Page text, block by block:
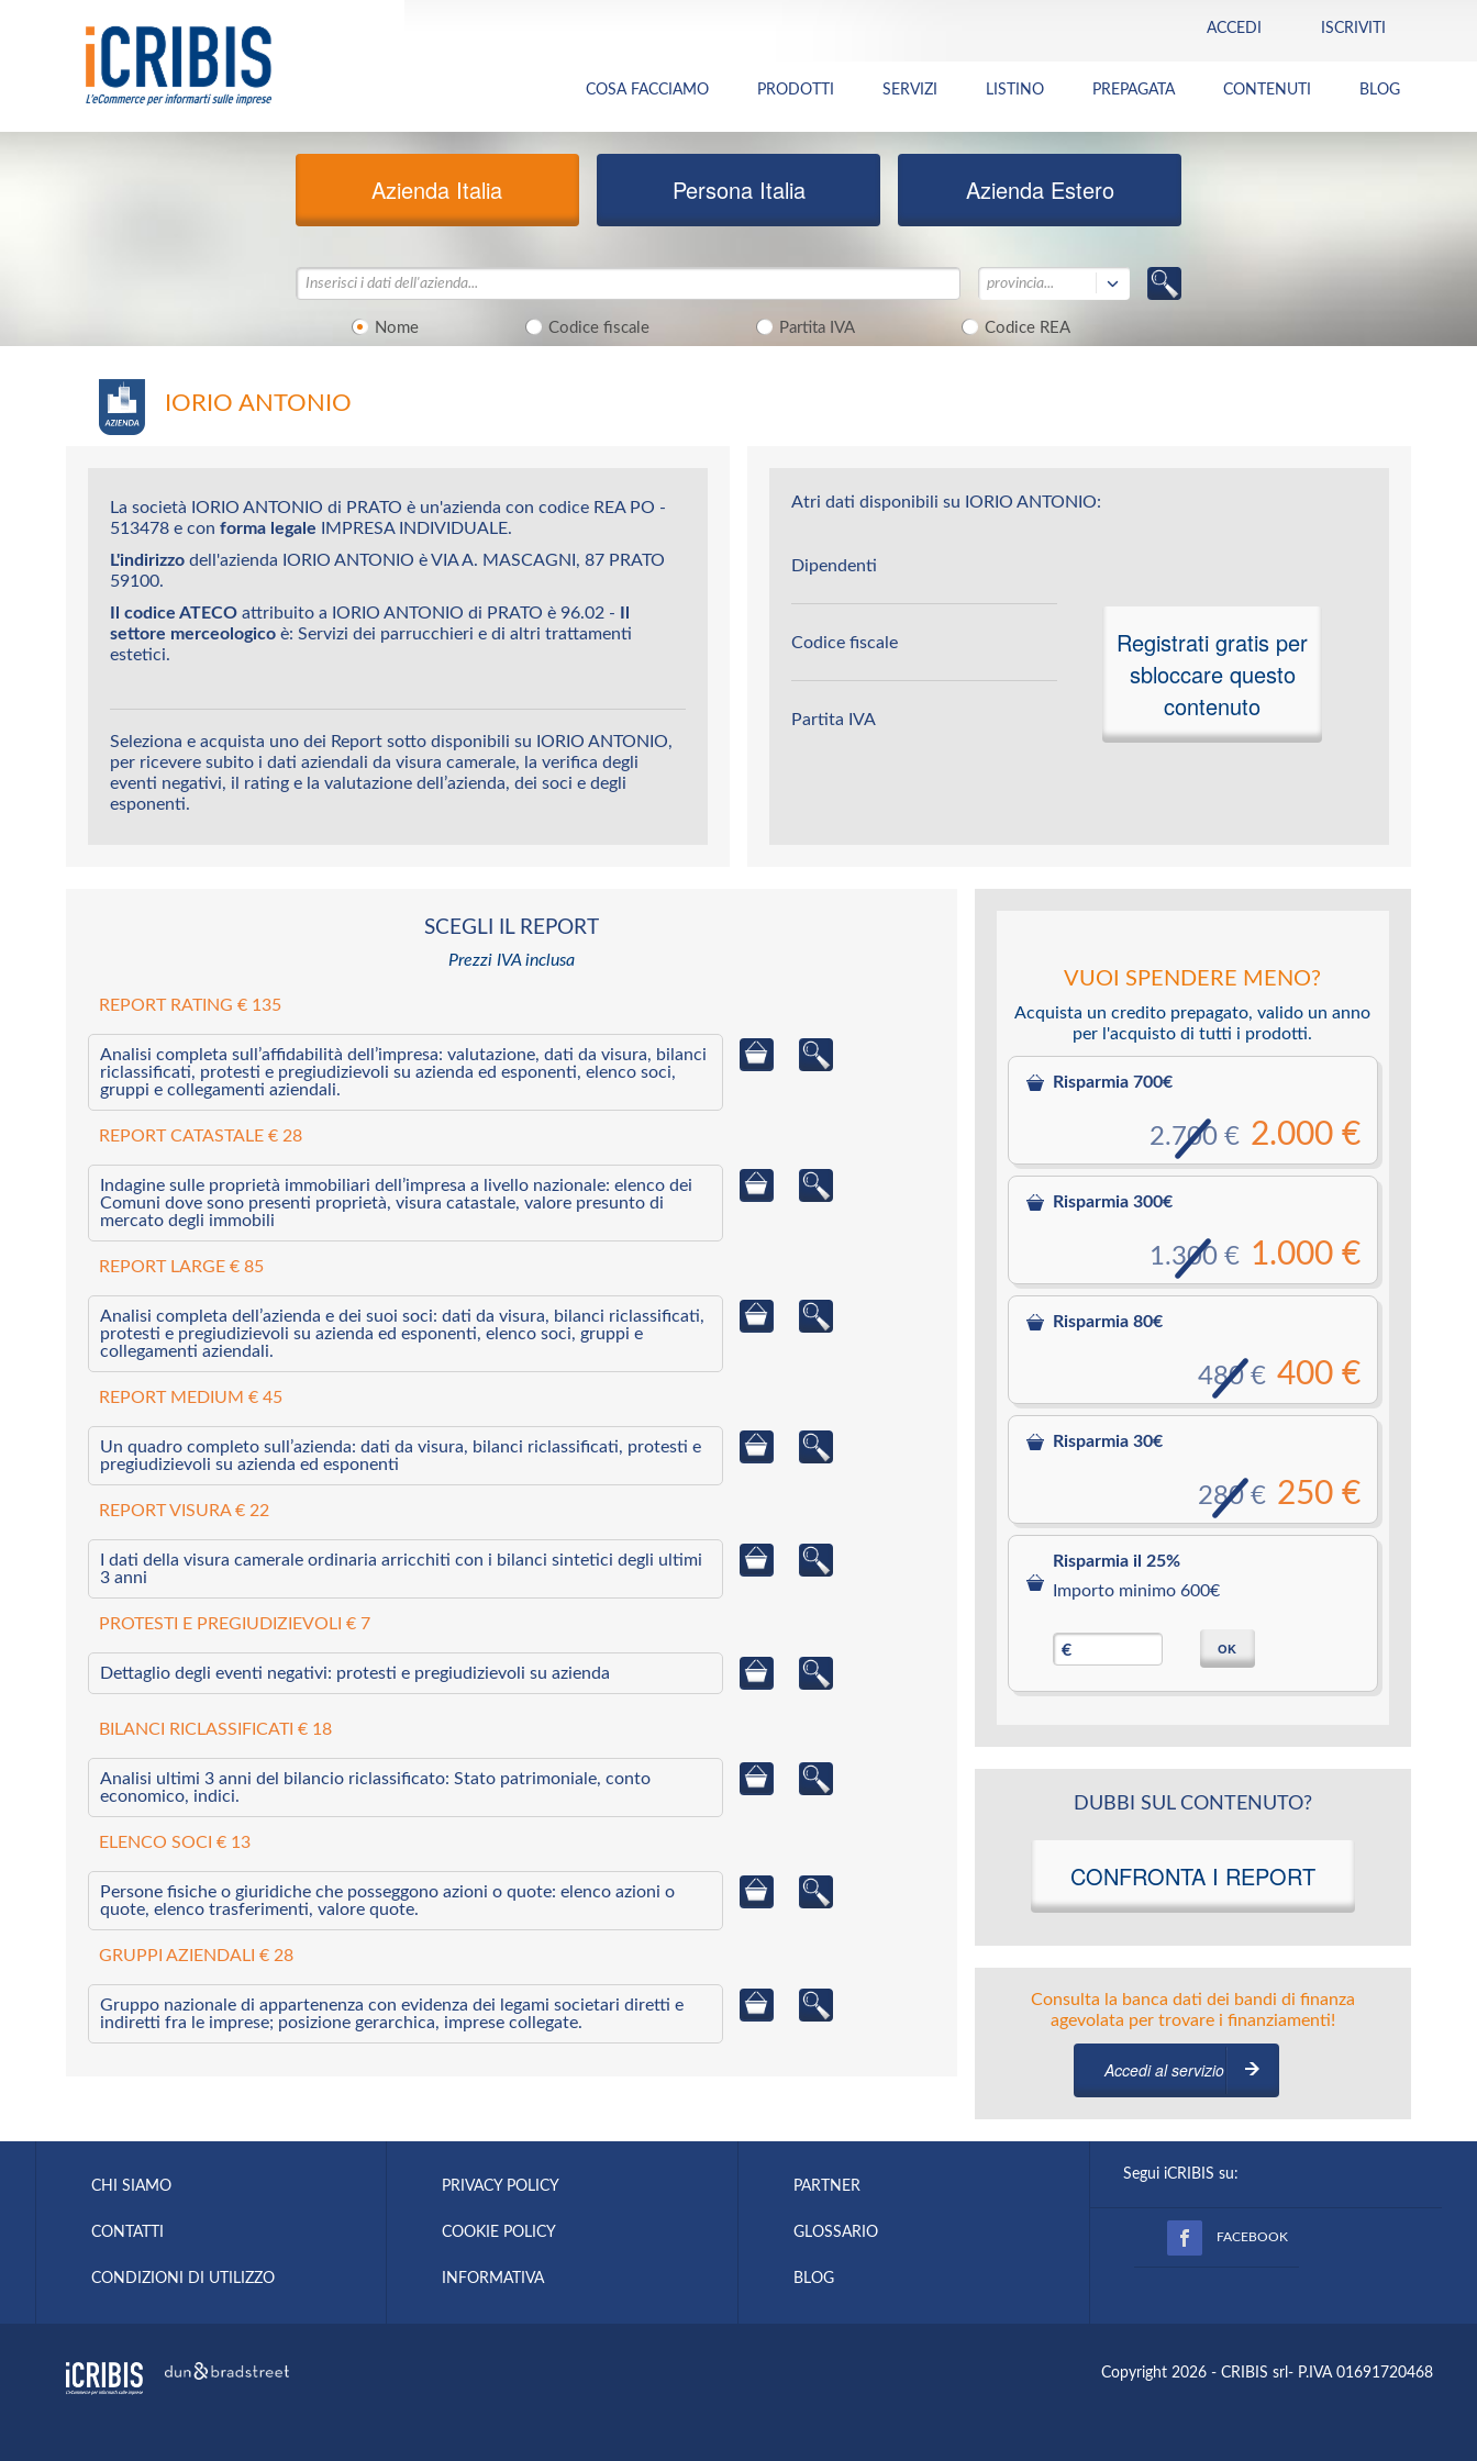
ACCEDI ISCRIVITI
COSA FACCIAMO PRODOTTI SERVIZI LISTINO PREPAGATA CONTENUTI BLOG
Azienda Italia Persona Italia Azienda Estero
Nome Codice fiscale Partita IVA Codice REA
provincia...
IORIO ANTONIO
La società IORIO ANTONIO di PRATO è un'azienda con codice REA PO -
513478 e con forma legale IMPRESA INDIVIDUALE.
L'indirizzo dell'azienda IORIO ANTONIO è VIA A. MASCAGNI, 87 PRATO
59100.
Il codice ATECO attribuito a IORIO ANTONIO di PRATO è 96.02 -
settore merceologico è: Servizi dei parrucchieri e di altri trattamenti
estetici.
Seleziona e acquista uno dei Report sotto disponibili su IORIO ANTONIO,
per ricevere subito i dati aziendali da visura camerale, la verifica degli
eventi negativi, il rating e la valutazione dell’azienda, dei soci e degli
esponenti.
Atri dati disponibili su IORIO ANTONIO:
Dipendenti
Codice fiscale
Partita IVA
Registrati gratis per
sbloccare questo
contenuto
SCEGLI IL REPORT
Prezzi IVA inclusa
REPORT RATING € 135
Analisi completa sull’affidabilità dell’impresa: valutazione, dati da visura, bilanci
riclassificati, protesti e pregiudizievoli su azienda ed esponenti, elenco soci,
gruppi e collegamenti aziendali.
REPORT CATASTALE € 28
Indagine sulle proprietà immobiliari dell’impresa a livello nazionale: elenco dei
Comuni dove sono presenti proprietà, visura catastale, valore presunto di
mercato degli immobili
REPORT LARGE € 85
Analisi completa dell’azienda e dei suoi soci: dati da visura, bilanci riclassificati,
protesti e pregiudizievoli su azienda ed esponenti, elenco soci, gruppi e
collegamenti aziendali.
REPORT MEDIUM € 45
Un quadro completo sull’azienda: dati da visura, bilanci riclassificati, protesti e
pregiudizievoli su azienda ed esponenti
REPORT VISURA € 22
I dati della visura camerale ordinaria arricchiti con i bilanci sintetici degli ultimi
3 anni
PROTESTI E PREGIUDIZIEVOLI € 7
Dettaglio degli eventi negativi: protesti e pregiudizievoli su azienda
BILANCI RICLASSIFICATI € 18
Analisi ultimi 3 anni del bilancio riclassificato: Stato patrimoniale, conto
economico, indici.
ELENCO SOCI € 13
Persone fisiche o giuridiche che posseggono azioni o quote: elenco azioni o
quote, elenco trasferimenti, valore quote.
GRUPPI AZIENDALI € 28
Gruppo nazionale di appartenenza con evidenza dei legami societari diretti e
indiretti fra le imprese; posizione gerarchica, imprese collegate.
VUOI SPENDERE MENO?
Acquista un credito prepagato, valido un anno
per l'acquisto di tutti i prodotti.
Risparmia 700€
2.000 €
2.700 €
Risparmia 300€
1.000 €
1.300 €
Risparmia 80€
400 €
480 €
Risparmia 30€
250 €
280 €
Risparmia il 25%
Importo minimo 600€
€ OK
DUBBI SUL CONTENUTO?
CONFRONTA I REPORT
Consulta la banca dati dei bandi di finanza
agevolata per trovare i finanziamenti!
Accedi al servizio
CHI SIAMO
CONTATTI
CONDIZIONI DI UTILIZZO
PRIVACY POLICY
COOKIE POLICY
INFORMATIVA
PARTNER
GLOSSARIO
BLOG
Segui iCRIBIS su:
FACEBOOK
Copyright 2026 - CRIBIS srl- P.IVA 01691720468